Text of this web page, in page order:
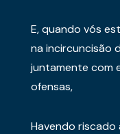
E, quando vós
na incircuncisão
juntamente com
ofensas,
Havendo